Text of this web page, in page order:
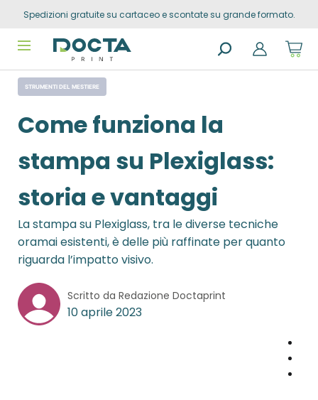
Skip to
Spedizioni gratuite su cartaceo e scontate su grande formato.
Search
products
STRUMENTI DEL MESTIERE
Come funziona la
stampa su Plexiglass:
storia e vantaggi
La stampa su Plexiglass, tra le diverse tecniche
oramai esistenti, è delle più raffinate per quanto
riguarda l’impatto visivo.
Scritto da Redazione Doctaprint
10 aprile 2023